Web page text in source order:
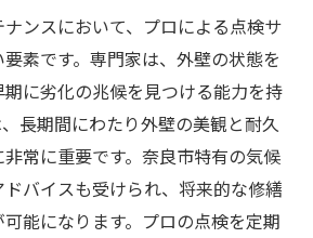
ンスにおいて、プロによる点検サ
素です。専門家は、外壁の状態を
に劣化の兆候を見つける能力を持
長期間にわたり外壁の美観と耐久
常に重要です。奈良市特有の気候
バイスも受けられ、将来的な修繕
能になります。プロの点検を定期